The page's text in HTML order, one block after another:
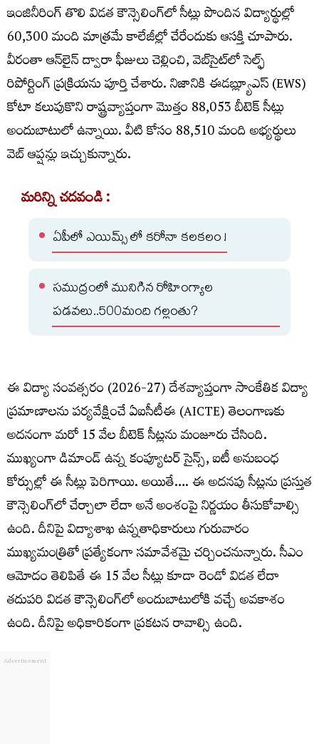
ఇంజినీరింగ్‌ తొలి విడత కౌన్సెలింగ్‌లో సీట్లు పొందిన విద్యార్థుల్లో
60,300 మంది మాత్రమే కాలేజీల్లో చేరేందుకు ఆసక్తి చూపారు.
వీరంతా ఆన్‌లైన్ ద్వారా ఫీజులు చెల్లించి, వెబ్‌సైట్‌లో సెల్ఫ్‌
రిపోర్టింగ్‌ ప్రక్రియను పూర్తి చేశారు. నిజానికి ఈడబ్ల్యూఎస్ (EWS)
కోటా కలుపుకొని రాష్ట్రవ్యాప్తంగా మొత్తం 88,053 బీటెక్ సీట్లు
అందుబాటులో ఉన్నాయి. వీటి కోసం 88,510 మంది అభ్యర్థులు
వెబ్‌ ఆప్షన్లు ఇచ్చుకున్నారు.
మరిన్ని చదవండి :
ఏపీలో ఎయిమ్స్ లో కరోనా కలకలం !
సముద్రంలో మునిగిన రోహింగ్యాల
పడవలు..500మంది గల్లంతు?
ఈ విద్యా సంవత్సరం (2026-27) దేశవ్యాప్తంగా సాంకేతిక విద్యా
ప్రమాణాలను పర్యవేక్షించే ఏఐసీటీఈ (AICTE) తెలంగాణకు
అదనంగా మరో 15 వేల బీటెక్‌ సీట్లను మంజూరు చేసింది.
ముఖ్యంగా డిమాండ్ ఉన్న కంప్యూటర్ సైన్స్, ఐటీ అనుబంధ
కోర్సుల్లో ఈ సీట్లు పెరిగాయి. అయితే…. ఈ అదనపు సీట్లను ప్రస్తుత
కౌన్సెలింగ్‌లో చేర్చాలా లేదా అనే అంశంపై నిర్ణయం తీసుకోవాల్సి
ఉంది. దీనిపై విద్యాశాఖ ఉన్నతాధికారులు గురువారం
ముఖ్యమంత్రితో ప్రత్యేకంగా సమావేశమై చర్చించనున్నారు. సీఎం
ఆమోదం తెలిపితే ఈ 15 వేల సీట్లు కూడా రెండో విడత లేదా
తదుపరి విడత కౌన్సెలింగ్‌లో అందుబాటులోకి వచ్చే అవకాశం
ఉంది. దీనిపై అధికారికంగా ప్రకటన రావాల్సి ఉంది.